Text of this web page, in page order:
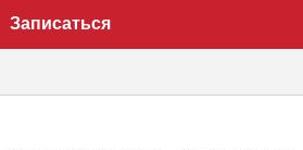
Записаться